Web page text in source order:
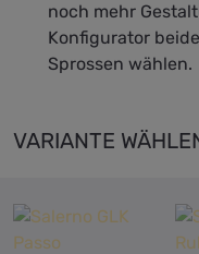
noch mehr
Konfigurator
Sprossen wählen.
VARIANTE